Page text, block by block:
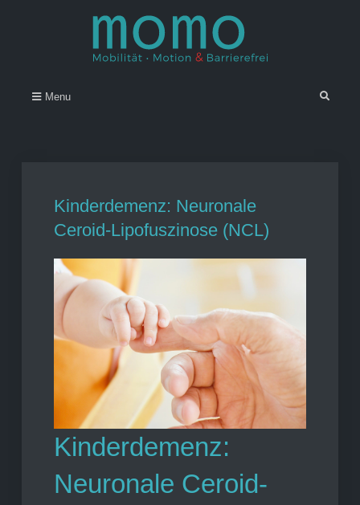
Menu Search
Kinderdemenz: Neuronale
Ceroid-Lipofuszinose (NCL)
Kinderdemenz:
Neuronale Ceroid-